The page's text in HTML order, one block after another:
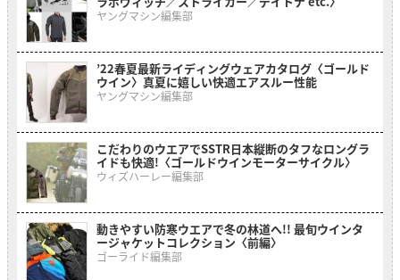
ヤングマシン編集部
’22春夏最新ライディングウェアカタログ〈ゴールド
ウイン〉真夏に嬉しい快適エアスルー性能
ヤングマシン編集部
こだわりのウエアでSSTR日本縦断のタフなロングラ
イドも快適!〈ゴールドウインモーターサイクル〉
ウィズハーレー編集部
動きやすい防寒ウエアで冬の林道へ!! 最旬ウインタ
ージャケットコレクション〈前編〉
ゴーライド編集部